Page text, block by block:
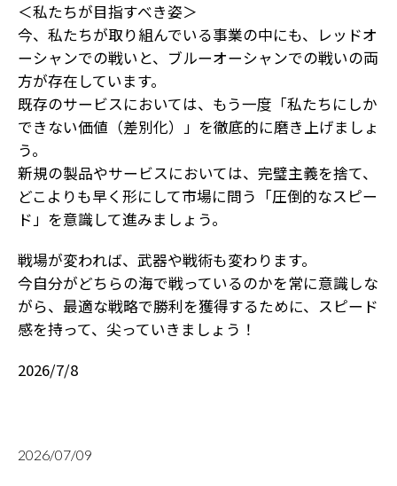
＜私たちが目指すべき姿＞
今、私たちが取り組んでいる事業の中にも、レッドオ
ーシャンでの戦いと、ブルーオーシャンでの戦いの両
方が存在しています。
既存のサービスにおいては、もう一度「私たちにしか
できない価値（差別化）」を徹底的に磨き上げましょ
う。
新規の製品やサービスにおいては、完璧主義を捨て、
どこよりも早く形にして市場に問う「圧倒的なスピー
ド」を意識して進みましょう。
戦場が変われば、武器や戦術も変わります。
今自分がどちらの海で戦っているのかを常に意識しな
がら、最適な戦略で勝利を獲得するために、スピード
感を持って、尖っていきましょう！
2026/7/8
2026/07/09